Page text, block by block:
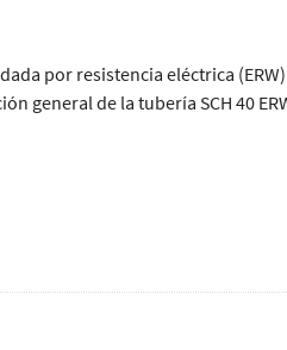
por resistencia eléctrica
general de la tubería SCH 40